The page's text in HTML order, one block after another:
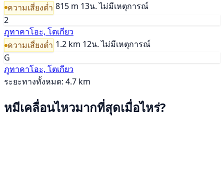
ความเสี่ยงต่ำ 815 m 13น. ไม่มีเหตุการณ์
2
ภูทาคาโอะ, โตเกียว
ความเสี่ยงต่ำ 1.2 km 12น. ไม่มีเหตุการณ์
G
ภูทาคาโอะ, โตเกียว
ระยะทางทั้งหมด: 4.7 km
หมีเคลื่อนไหวมากที่สุดเมื่อไหร่?